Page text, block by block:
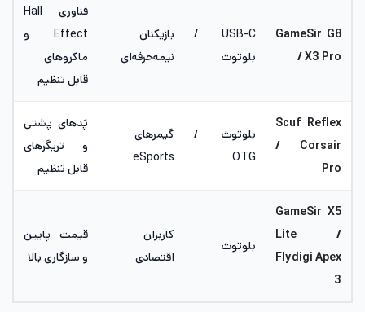
GameSir G8
/ X3 Pro
USB-C /
بلوتوث
بازیکنان
نیمه‌حرفه‌ای
فناوری Hall
Effect و
ماکروهای
قابل تنظیم
Scuf Reflex
/ Corsair
Pro
بلوتوث /
OTG
گیمرهای
eSports
پَدهای پشتی
و تریگرهای
قابل تنظیم
GameSir X5
Lite /
Flydigi Apex
3
بلوتوث
کاربران
اقتصادی
قیمت پایین
و سازگاری بالا